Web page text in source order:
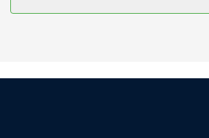
něž patří mimo jiné fitness centrum a